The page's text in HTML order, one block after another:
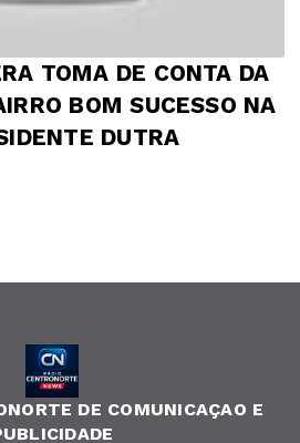
TOMA DE CONTA DA
BOM SUCESSO NA
DUTRA
DE COMUNICAÇAO E